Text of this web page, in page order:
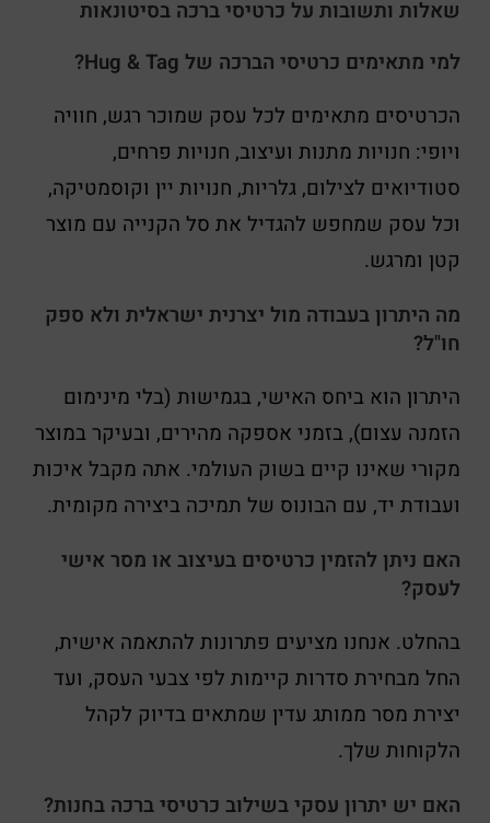
שאלות ותשובות על כרטיסי ברכה בסיטונאות
למי מתאימים כרטיסי הברכה של Hug & Tag?
הכרטיסים מתאימים לכל עסק שמוכר רגש, חוויה
ויופי: חנויות מתנות ועיצוב, חנויות פרחים,
סטודיואים לצילום, גלריות, חנויות יין וקוסמטיקה,
וכל עסק שמחפש להגדיל את סל הקנייה עם מוצר
קטן ומרגש.
מה היתרון בעבודה מול יצרנית ישראלית ולא ספק
חו"ל?
היתרון הוא ביחס האישי, בגמישות (בלי מינימום
הזמנה עצום), בזמני אספקה מהירים, ובעיקר במוצר
מקורי שאינו קיים בשוק העולמי. אתה מקבל איכות
ועבודת יד, עם הבונוס של תמיכה ביצירה מקומית.
האם ניתן להזמין כרטיסים בעיצוב או מסר אישי
לעסק?
בהחלט. אנחנו מציעים פתרונות להתאמה אישית,
החל מבחירת סדרות קיימות לפי צבעי העסק, ועד
יצירת מסר ממותג עדין שמתאים בדיוק לקהל
הלקוחות שלך.
האם יש יתרון עסקי בשילוב כרטיסי ברכה בחנות?